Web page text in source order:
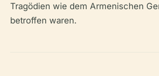
Tragödien wie dem Armenischen
betroffen waren.